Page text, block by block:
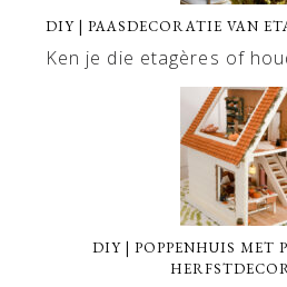
DIY | PAASDECORATIE VAN
Ken je die etagères of
DIY | POPPENHUIS MET